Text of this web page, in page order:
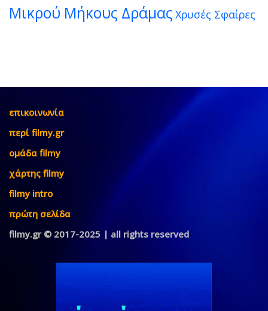
Μικρού Μήκους Δράμας Χρυσές Σφαίρες
επικοινωνία
περί filmy.gr
ομάδα filmy
χάρτης filmy
filmy intro
πρώτη σελίδα
filmy.gr © 2017-2025 | all rights reserved